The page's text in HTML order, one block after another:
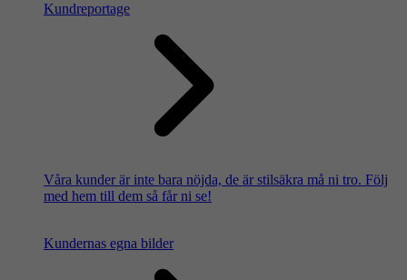
Kundreportage
Våra kunder är inte bara nöjda, de är stilsäkra må ni tro. Följ
med hem till dem så får ni se!
Kundernas egna bilder